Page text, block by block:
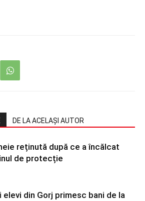
DE LA ACELAȘI AUTOR
reținută după ce a încălcat
de protecție
elevi din Gorj primesc bani de la